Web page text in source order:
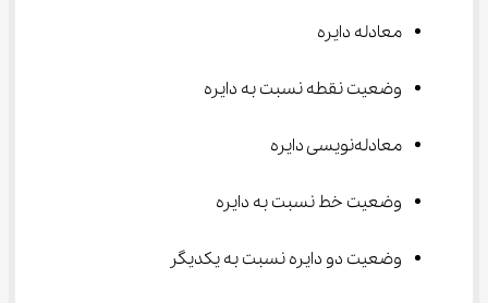
معادله دایره
وضعیت نقطه نسبت به دایره
معادله‌نویسی دایره
وضعیت خط نسبت به دایره
وضعیت دو دایره نسبت به یکدیگر